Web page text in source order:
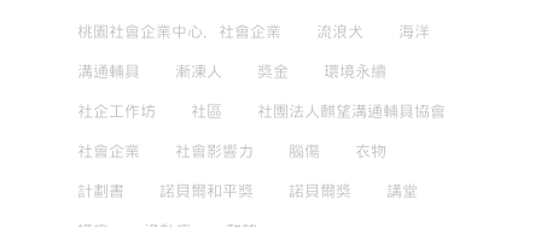
桃園社會企業中心，社會企業 流浪犬 海洋
溝通輔具 漸凍人 獎金 環境永續
社企工作坊 社區 社團法人麒望溝通輔具協會
社會企業 社會影響力 腦傷 衣物
計劃書 諾貝爾和平獎 諾貝爾獎 講堂